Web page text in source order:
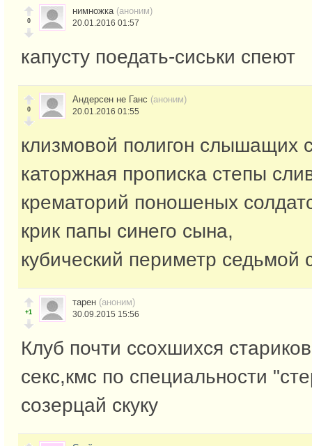
0
нимножка (аноним)
20.01.2016 01:57
капусту поедать-сиськи спеют
0
Андерсен не Ганс (аноним)
20.01.2016 01:55
клизмовой полигон слышащих
каторжная прописка степы
крематорий поношеных
крик папы синего сына,
кубический периметр седьмой
+1
тарен (аноним)
30.09.2015 15:56
Клуб почти ссохшихся
секс,кмс по специальности
созерцай скуку